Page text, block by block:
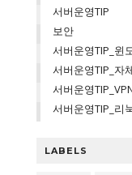
서버운영TIP
보안
서버운영TIP_윈
서버운영TIP_자
서버운영
서버운영TIP_리
LABELS